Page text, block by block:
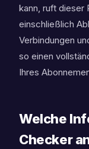
kann, ruft dieser
einschließlich
Verbindungen
so einen
Ihres
Welche
Checker